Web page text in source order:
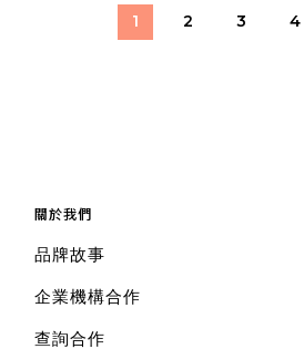
1 2 3 4
關於我們
品牌故事
企業機構合作
查詢合作